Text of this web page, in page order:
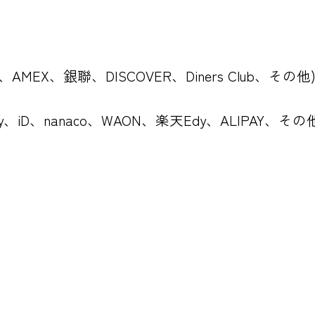
AMEX、銀聯、DISCOVER、Diners Club、その他
iD、nanaco、WAON、楽天Edy、ALIPAY、その